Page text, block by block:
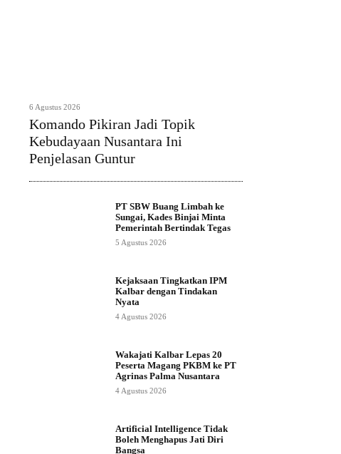
6 Agustus 2026
Komando Pikiran Jadi Topik
Kebudayaan Nusantara Ini
Penjelasan Guntur
PT SBW Buang Limbah ke
Sungai, Kades Binjai Minta
Pemerintah Bertindak Tegas
5 Agustus 2026
Kejaksaan Tingkatkan IPM
Kalbar dengan Tindakan
Nyata
4 Agustus 2026
Wakajati Kalbar Lepas 20
Peserta Magang PKBM ke PT
Agrinas Palma Nusantara
4 Agustus 2026
Artificial Intelligence Tidak
Boleh Menghapus Jati Diri
Bangsa